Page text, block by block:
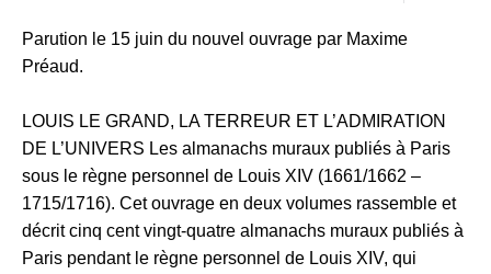
Parution le 15 juin du nouvel ouvrage par Maxime
Préaud.
LOUIS LE GRAND, LA TERREUR ET L’ADMIRATION
DE L’UNIVERS Les almanachs muraux publiés à Paris
sous le règne personnel de Louis XIV (1661/1662 –
1715/1716). Cet ouvrage en deux volumes rassemble et
décrit cinq cent vingt-quatre almanachs muraux publiés à
Paris pendant le règne personnel de Louis XIV, qui